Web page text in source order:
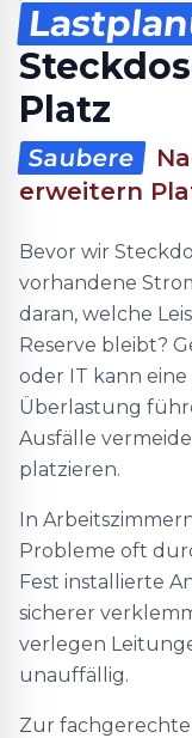
Platz
Saubere
erweitern
Bevor wir
vorhandene
daran, welche
Reserve bleibt?
oder IT kann
Überlastung
Ausfälle
platzieren.
In
Probleme oft
Fest installierte
sicherer
verlegen
unauffällig.
Zur